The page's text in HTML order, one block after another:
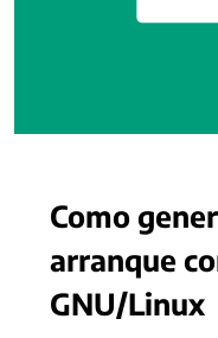
Como
arranque
GNU/Linux